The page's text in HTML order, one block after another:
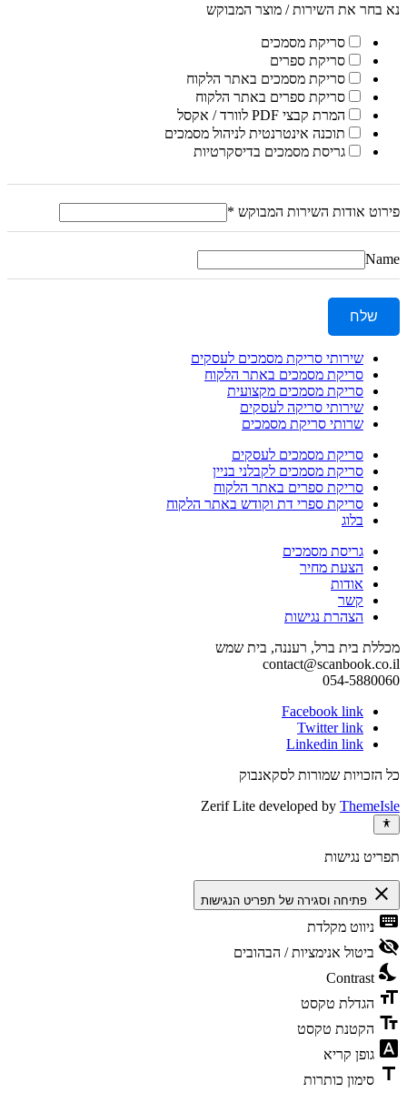
נא בחר את השירות / מוצר המבוקש
סריקת מסמכים
סריקת ספרים
סריקת מסמכים באתר הלקוח
סריקת ספרים באתר הלקוח
המרת קבצי PDF לוורד / אקסל
תוכנה אינטרנטית לניהול מסמכים
גריסת מסמכים בדיסקרטיות
פירוט אודות השירות המבוקש *
Name
שלח
שירותי סריקת מסמכים לעסקים
סריקת מסמכים באתר הלקוח
סריקת מסמכים מקצועית
שירותי סריקה לעסקים
שרותי סריקת מסמכים
סריקת מסמכים לעסקים
סריקת מסמכים לקבלני בניין
סריקת ספרים באתר הלקוח
סריקת ספרי דת וקודש באתר הלקוח
בלוג
גריסת מסמכים
הצעת מחיר
אודות
קשר
הצהרת נגישות
מכללת בית ברל, רעננה, בית שמש
contact@scanbook.co.il
054-5880060
Facebook link
Twitter link
Linkedin link
כל הזכויות שמורות לסקאנבוק
Zerif Lite developed by ThemeIsle
תפריט נגישות
close פתיחה וסגירה של תפריט הנגישות
keyboard ניווט מקלדת
visibility_off ביטול אנימציות / הבהובים
nights_stay
Contrast
format_size הגדלת טקסט
text_fields הקטנת טקסט
font_download גופן קריא
title סימון כותרות